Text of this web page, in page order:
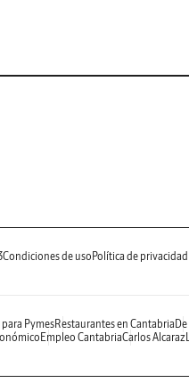
Condiciones de uso Política de privacidad
PymesRestaurantes en Cantabria
Empleo CantabriaCarlos Alcaraz